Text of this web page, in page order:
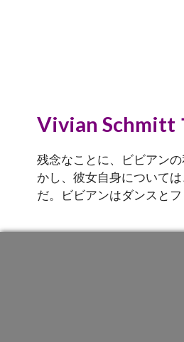
Vivian Schmitt
残念なことに、ビビアン
かし、彼女自身について
だ。ビビアンはダンスとフ